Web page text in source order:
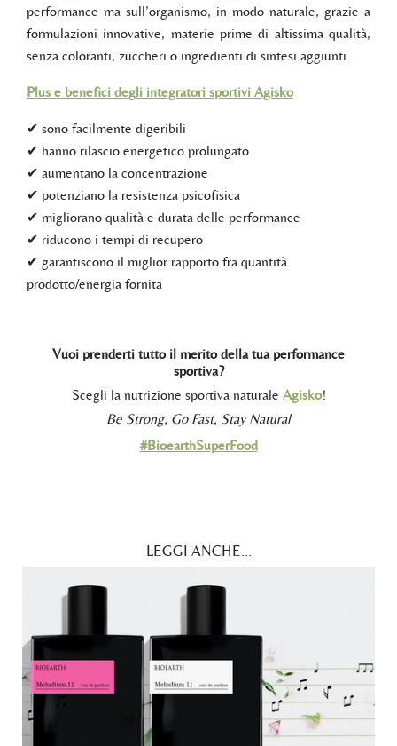
performance ma sull’organismo, in modo naturale, grazie a
formulazioni innovative, materie prime di altissima qualità,
senza coloranti, zuccheri o ingredienti di sintesi aggiunti.
Plus e benefici degli integratori sportivi Agisko
✔ sono facilmente digeribili
✔ hanno rilascio energetico prolungato
✔ aumentano la concentrazione
✔ potenziano la resistenza psicofisica
✔ migliorano qualità e durata delle performance
✔ riducono i tempi di recupero
✔ garantiscono il miglior rapporto fra quantità
prodotto/energia fornita
Vuoi prenderti tutto il merito della tua performance
sportiva?
Scegli la nutrizione sportiva naturale Agisko!
Be Strong, Go Fast, Stay Natural
#BioearthSuperFood
LEGGI ANCHE...